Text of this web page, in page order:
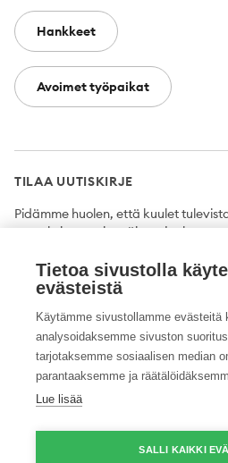
Hankkeet
Avoimet työpaikat
TILAA UUTISKIRJE
Pidämme huolen, että kuulet
uutuuksista ensimmäisten joukossa.
Tilaa
Twitter FacebookYouTubeInstagram
Tietoa sivustolla
evästeistä
Käytämme sivustollamme evästeitä
analysoidaksemme sivuston
tarjotaksemme sosiaalisen median
parantaaksemme ja
Lue lisää
SALLI KAIKKI